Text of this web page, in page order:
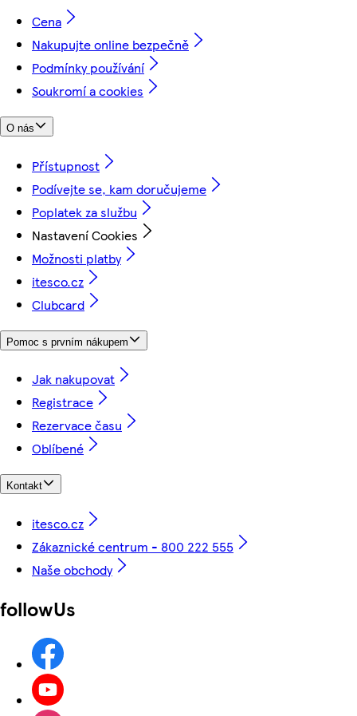
Cena
Nakupujte online bezpečně
Podmínky používání
Soukromí a cookies
O nás
Přístupnost
Podívejte se, kam doručujeme
Poplatek za službu
Nastavení Cookies
Možnosti platby
itesco.cz
Clubcard
Pomoc s prvním nákupem
Jak nakupovat
Registrace
Rezervace času
Oblíbené
Kontakt
itesco.cz
Zákaznické centrum - 800 222 555
Naše obchody
followUs